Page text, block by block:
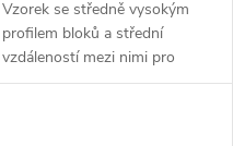
Vzorek se středně vysokým
profilem bloků a střední
vzdáleností mezi nimi pro
rychlou a jistou jízdu na